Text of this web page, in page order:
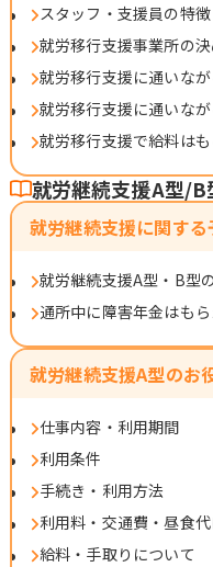
スタッフ・支援員の特徴
就労移行支援事業所の
就労移行支援に通いな
就労移行支援に通いな
就労移行支援で給料は
就労継続支援A型/B
就労継続支援に関する
就労継続支援A型・B型
通所中に障害年金はも
就労継続支援A型のお
仕事内容・利用期間
利用条件
手続き・利用方法
利用料・交通費・昼食
給料・手取りについて